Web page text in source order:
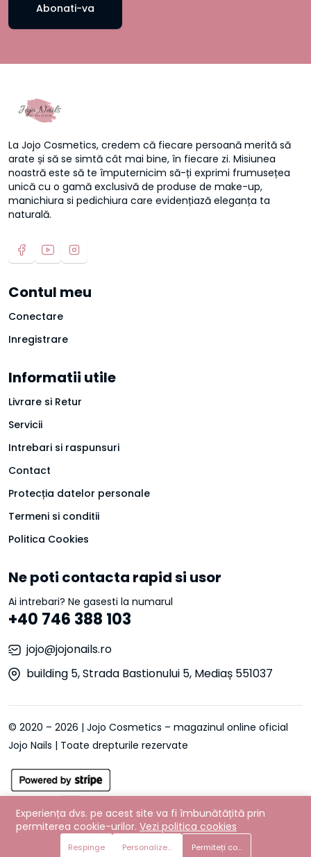
Abonati-va
La Jojo Cosmetics, credem că fiecare persoană merită să
arate și să se simtă cât mai bine, în fiecare zi. Misiunea
noastră este să te împuternicim să-ți exprimi frumusețea
unică cu o gamă exclusivă de produse de make-up,
manichiura si pedichiura care evidențiază eleganța ta
naturală.
Contul meu
Conectare
Inregistrare
Informatii utile
Livrare si Retur
Servicii
Intrebari si raspunsuri
Contact
Protecția datelor personale
Termeni si conditii
Politica Cookies
Ne poti contacta rapid si usor
Ai intrebari? Ne gasesti la numarul
+40 746 388 103
jojo@jojonails.ro
building 5, Strada Bastionului 5, Mediaș 551037
© 2020 – 2026 | Jojo Cosmetics – magazinul online oficial
Jojo Nails | Toate drepturile rezervate
Experiența dvs. pe acest site va fi îmbunătățită prin
permiterea cookie-urilor. Vezi politica cookies
Respinge Personalizează preferințePermiteți cookie-urile